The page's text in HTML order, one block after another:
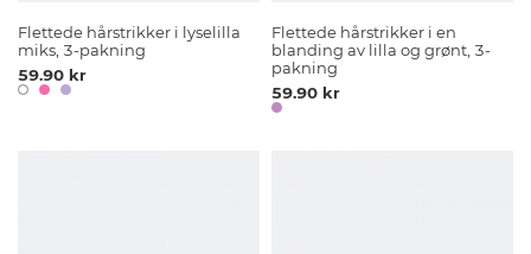
Flettede hårstrikker i lyselilla
miks, 3-pakning
59.90 kr
Flettede hårstrikker i en
blanding av lilla og grønt, 3-
pakning
59.90 kr